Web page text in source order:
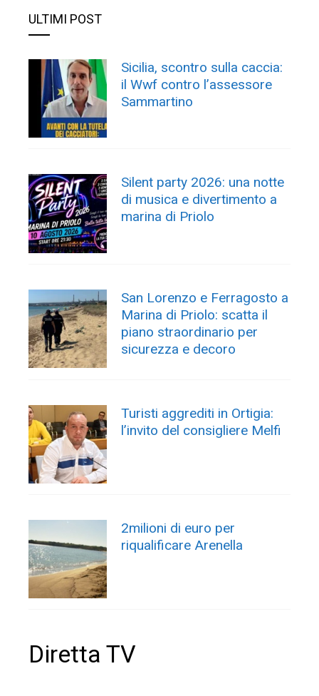
ULTIMI POST
Sicilia, scontro sulla caccia:
il Wwf contro l’assessore
Sammartino
Silent party 2026: una notte
di musica e divertimento a
marina di Priolo
San Lorenzo e Ferragosto a
Marina di Priolo: scatta il
piano straordinario per
sicurezza e decoro
Turisti aggrediti in Ortigia:
l’invito del consigliere Melfi
2milioni di euro per
riqualificare Arenella
Diretta TV